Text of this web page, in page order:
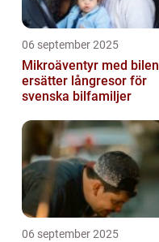
06 september 2025
Mikroäventyr med bilen
ersätter långresor för
svenska bilfamiljer
06 september 2025